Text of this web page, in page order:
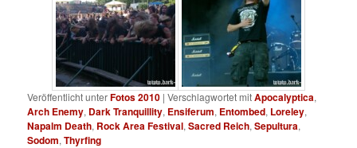
Veröffentlicht unterFotos 2010 |Verschlagwortet mitApocalyptica,
Arch Enemy, Dark Tranquillity, Ensiferum, Entombed, Loreley,
Napalm Death, Rock Area Festival,Sacred Reich,Sepultura,
Sodom,Thyrfing